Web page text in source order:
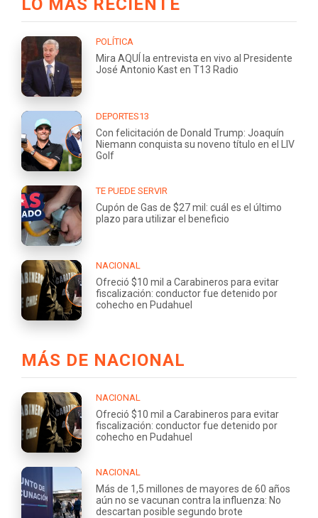
LO MÁS RECIENTE
POLÍTICA
Mira AQUÍ la entrevista en vivo al Presidente
José Antonio Kast en T13 Radio
DEPORTES13
Con felicitación de Donald Trump: Joaquín
Niemann conquista su noveno título en el LIV
Golf
TE PUEDE SERVIR
Cupón de Gas de $27 mil: cuál es el último
plazo para utilizar el beneficio
NACIONAL
Ofreció $10 mil a Carabineros para evitar
fiscalización: conductor fue detenido por
cohecho en Pudahuel
MÁS DE NACIONAL
NACIONAL
Ofreció $10 mil a Carabineros para evitar
fiscalización: conductor fue detenido por
cohecho en Pudahuel
NACIONAL
Más de 1,5 millones de mayores de 60 años
aún no se vacunan contra la influenza: No
descartan posible segundo brote